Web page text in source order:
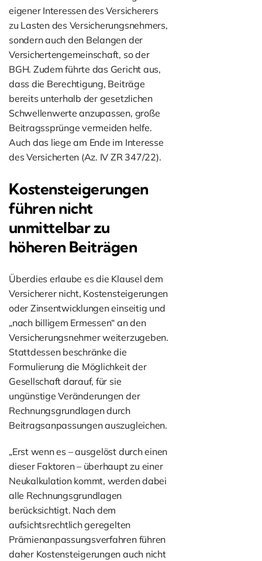
eigener Interessen des Versicherers
zu Lasten des Versicherungsnehmers,
sondern auch den Belangen der
Versichertengemeinschaft, so der
BGH. Zudem führte das Gericht aus,
dass die Berechtigung, Beiträge
bereits unterhalb der gesetzlichen
Schwellenwerte anzupassen, große
Beitragssprünge vermeiden helfe.
Auch das liege am Ende im Interesse
des Versicherten (Az. IV ZR 347/22).
Kostensteigerungen
führen nicht
unmittelbar zu
höheren Beiträgen
Überdies erlaube es die Klausel dem
Versicherer nicht, Kostensteigerungen
oder Zinsentwicklungen einseitig und
„nach billigem Ermessen“ an den
Versicherungsnehmer weiterzugeben.
Stattdessen beschränke die
Formulierung die Möglichkeit der
Gesellschaft darauf, für sie
ungünstige Veränderungen der
Rechnungsgrundlagen durch
Beitragsanpassungen auszugleichen.
„Erst wenn es – ausgelöst durch einen
dieser Faktoren – überhaupt zu einer
Neukalkulation kommt, werden dabei
alle Rechnungsgrundlagen
berücksichtigt. Nach dem
aufsichtsrechtlich geregelten
Prämienanpassungsverfahren führen
daher Kostensteigerungen auch nicht